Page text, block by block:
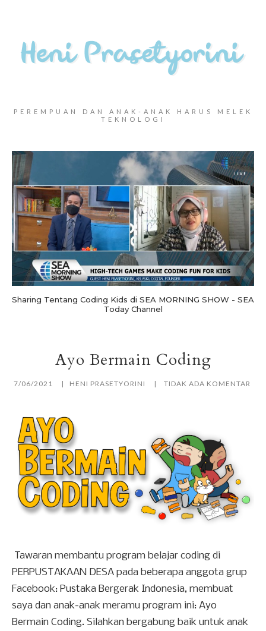
PEREMPUAN DAN ANAK-ANAK HARUS MELEK
TEKNOLOGI
Sharing Tentang Coding Kids di SEA MORNING SHOW - SEA
Today Channel
Ayo Bermain Coding
7/06/2021 HENI PRASETYORINI TIDAK ADA KOMENTAR
Tawaran membantu program belajar coding di
PERPUSTAKAAN DESA pada beberapa anggota grup
Facebook: Pustaka Bergerak Indonesia, membuat
saya dan anak-anak meramu program ini: Ayo
Bermain Coding. Silahkan bergabung baik untuk anak